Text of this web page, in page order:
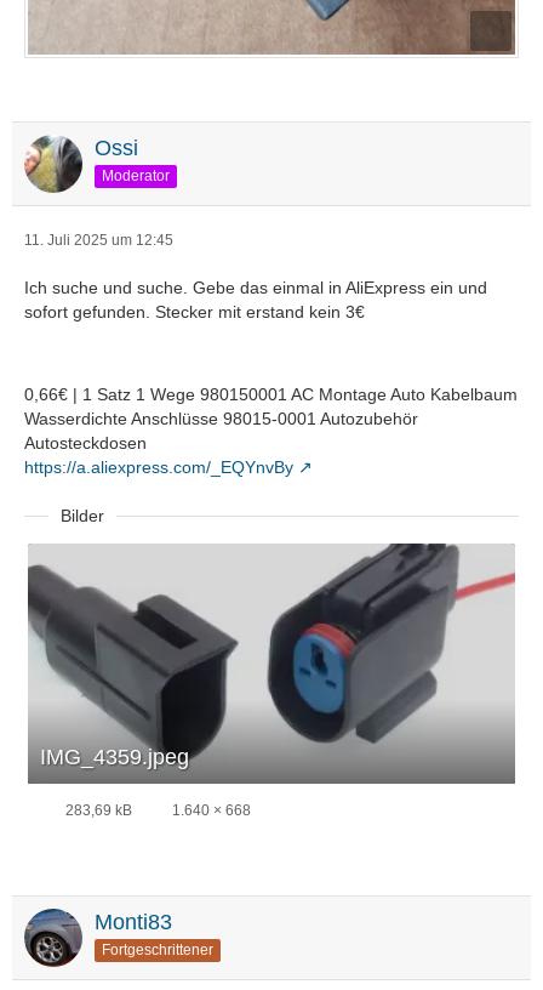
Ossi
Moderator
11. Juli 2025 um 12:45
Ich suche und suche. Gebe das einmal in AliExpress ein und
sofort gefunden. Stecker mit erstand kein 3€
0,66€ | 1 Satz 1 Wege 980150001 AC Montage Auto Kabelbaum
Wasserdichte Anschlüsse 98015-0001 Autozubehör
Autosteckdosen
https://a.aliexpress.com/_EQYnvBy
Bilder
IMG_4359.jpeg
283,69 kB 1.640 × 668
Monti83
Fortgeschrittener